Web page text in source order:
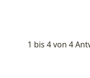
1 bis 4 von 4